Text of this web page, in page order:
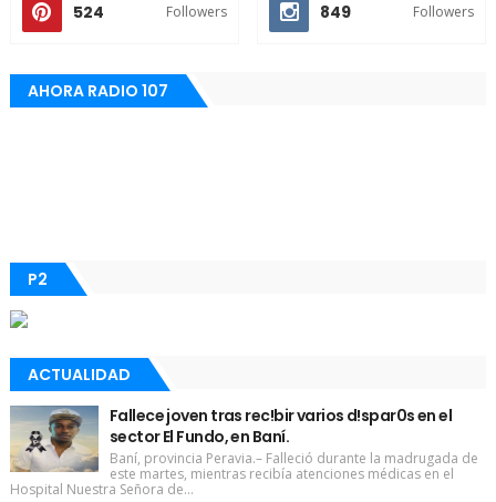
524 Followers 849 Followers
AHORA RADIO 107
P2
ACTUALIDAD
Fallece joven tras rec!bir varios d!spar0s en el
sector El Fundo, en Baní.
Baní, provincia Peravia.– Falleció durante la madrugada de
este martes, mientras recibía atenciones médicas en el
Hospital Nuestra Señora de...